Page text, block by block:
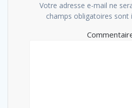
Votre adresse e-mail ne
champs obligatoires sont